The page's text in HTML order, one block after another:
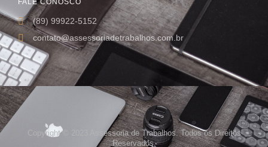
FALE CONOSCO
(89) 99922-5152
contato@assessoriadetrabalhos.com.br
Copyright © 2023 Assessoria de Trabalhos. Todos os Direitos
Reservados.